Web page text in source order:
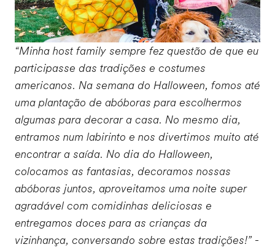
“Minha host family sempre fez questão de que eu
participasse das tradições e costumes
americanos. Na semana do Halloween, fomos até
uma plantação de abóboras para escolhermos
algumas para decorar a casa. No mesmo dia,
entramos num labirinto e nos divertimos muito até
encontrar a saída. No dia do Halloween,
colocamos as fantasias, decoramos nossas
abóboras juntos, aproveitamos uma noite super
agradável com comidinhas deliciosas e
entregamos doces para as crianças da
vizinhança, conversando sobre estas tradições!”-